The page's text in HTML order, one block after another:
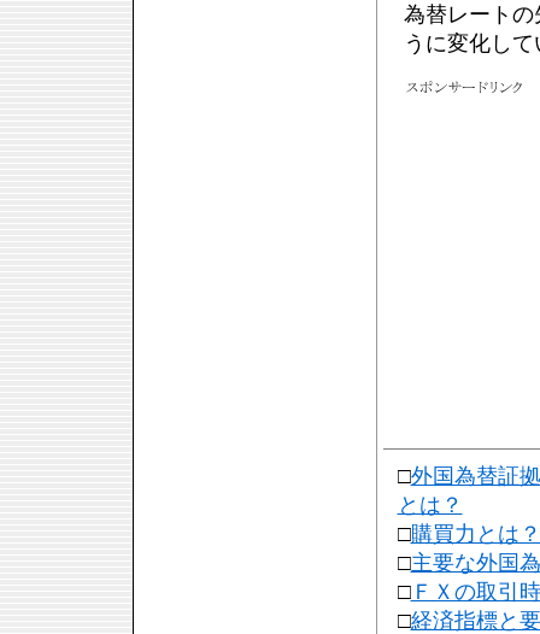
為替レート
うに変化し
□外国為替証
とは？
□購買力とは？
□主要な外国
□ＦＸの取引
□経済指標と